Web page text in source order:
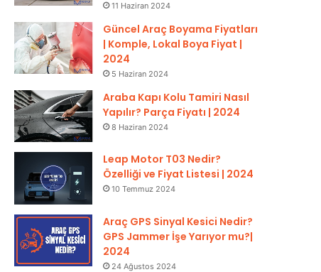
11 Haziran 2024
Güncel Araç Boyama Fiyatları
| Komple, Lokal Boya Fiyat |
2024
5 Haziran 2024
Araba Kapı Kolu Tamiri Nasıl
Yapılır? Parça Fiyatı | 2024
8 Haziran 2024
Leap Motor T03 Nedir?
Özelliği ve Fiyat Listesi | 2024
10 Temmuz 2024
Araç GPS Sinyal Kesici Nedir?
GPS Jammer İşe Yarıyor mu?|
2024
24 Ağustos 2024